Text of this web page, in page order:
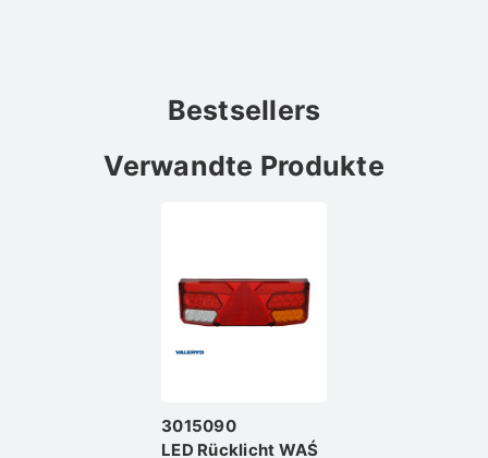
Bestsellers
Verwandte Produkte
3015090
LED Rücklicht WAŚ